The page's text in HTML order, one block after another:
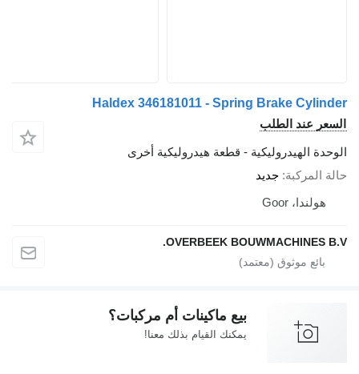
Haldex 346181011 - Spring Brake Cylinder
السعر عند الطلب
الوحدة الهيدروليكية - قطعة هيدروليكية أخرى
حالة المركبة جديد
هولندا، Goor
OVERBEEK BOUWMACHINES B.V.
بيع ماكينات أم مركبات؟
يمكنك القيام بذلك معنا!